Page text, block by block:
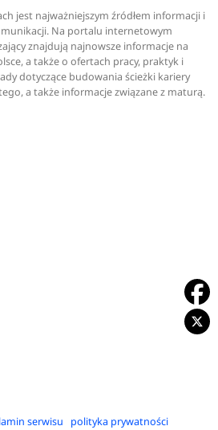
jest najważniejszym źródłem informacji i
Na portalu internetowym
znajdują najnowsze informacje na
a także o ofertach pracy, praktyk i
dotyczące budowania ścieżki kariery
a także informacje związane z maturą.
serwisu polityka prywatności